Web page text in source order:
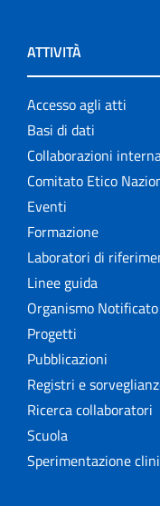
ATTIVITÀ
Accesso agli atti
Basi di dati
Collaborazioni
Comitato Etico
Eventi
Formazione
Laboratori di
Linee guida
Organismo Notificato
Progetti
Pubblicazioni
Registri e
Ricerca collaboratori
Scuola
Sperimentazione